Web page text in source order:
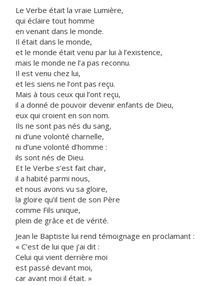
Le Verbe était la vraie Lumière,
qui éclaire tout homme
en venant dans le monde.
Il était dans le monde,
et le monde était venu par lui à l’existence,
mais le monde ne l’a pas reconnu.
Il est venu chez lui,
et les siens ne l’ont pas reçu.
Mais à tous ceux qui l’ont reçu,
il a donné de pouvoir devenir enfants de Dieu,
eux qui croient en son nom.
Ils ne sont pas nés du sang,
ni d’une volonté charnelle,
ni d’une volonté d’homme :
ils sont nés de Dieu.
Et le Verbe s’est fait chair,
il a habité parmi nous,
et nous avons vu sa gloire,
la gloire qu’il tient de son Père
comme Fils unique,
plein de grâce et de vérité.
Jean le Baptiste lui rend témoignage en proclamant :
« C’est de lui que j’ai dit :
Celui qui vient derrière moi
est passé devant moi,
car avant moi il était. »